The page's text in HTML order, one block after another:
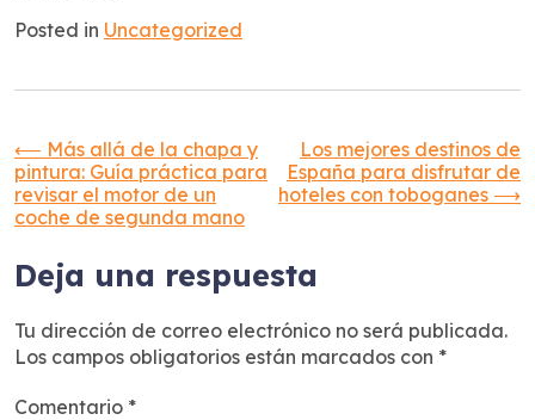
Posted in Uncategorized
Navegación
de
entradas
⟵ Más allá de la chapa y
pintura: Guía práctica para
revisar el motor de un
coche de segunda mano
Los mejores destinos de
España para disfrutar de
hoteles con toboganes ⟶
Deja una respuesta
Tu dirección de correo electrónico no será publicada.
Los campos obligatorios están marcados con *
Comentario *